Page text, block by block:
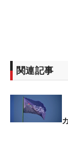
関連記事